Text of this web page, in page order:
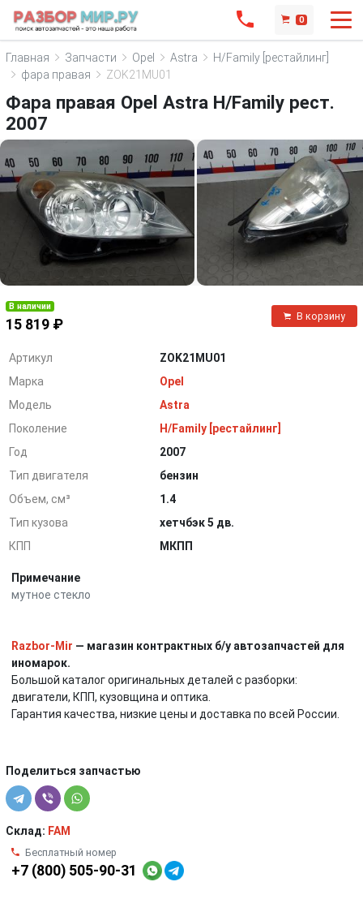
0
Главная Запчасти Opel Astra
H/Family [рестайлинг]
фара правая
ZOK21MU01
Фара правая Opel Astra H/Family рест.
2007
В наличии
15 819 ₽
В корзину
Артикул
ZOK21MU01
Марка
Opel
Модель
Astra
Поколение
H/Family [рестайлинг]
Год
2007
Тип двигателя
бензин
Объем, см³
1.4
Тип кузова
хетчбэк 5 дв.
КПП
МКПП
Примечание
мутное стекло
Razbor-Mir — магазин контрактных б/у автозапчастей для
иномарок.
Большой каталог оригинальных деталей с разборки:
двигатели, КПП, кузовщина и оптика.
Гарантия качества, низкие цены и доставка по всей России.
Поделиться запчастью
Склад: FAM
Бесплатный номер
+7 (800) 505-90-31